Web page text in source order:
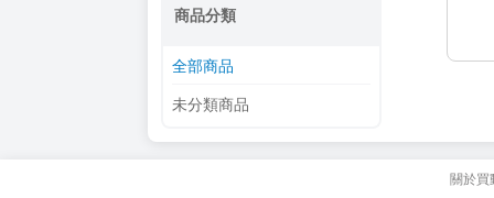
商品分類
全部商品
未分類商品
關於買